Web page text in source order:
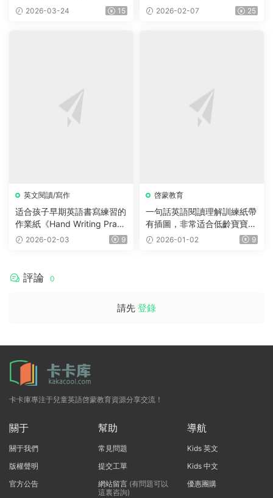
225頁，自然+海洋+食物+農
2026-03-24 15
Henry 》淘氣包亨利系列，P
2026-02-07 25
英文閱讀/寫作
适合孩子早期英語書寫練習的
作業紙《Hand Writing Practi
ce Book》12冊，每個月有一
2026-02-03 9
啓蒙教育
一句話英語閱讀理解訓練紙帶
有插圖，非常适合低齡寶寶！
小紅書爆款！
2026-01-02 9
評論 0
請先 登錄
卡卡庫專注于兒童英語啓蒙教育資源分享交流！
關于
關于我們
版權聲明
官方公告
幫助
常見問題
提交工單
網站留言(有問題可以
這裏咨詢)
導航
Kids 英文
Kids 中文
優惠團購